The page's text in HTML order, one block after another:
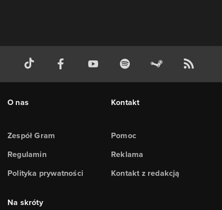
O nas
Zespół Gram
Regulamin
Polityka prywatności
Kontakt
Pomoc
Reklama
Kontakt z redakcją
Na skróty